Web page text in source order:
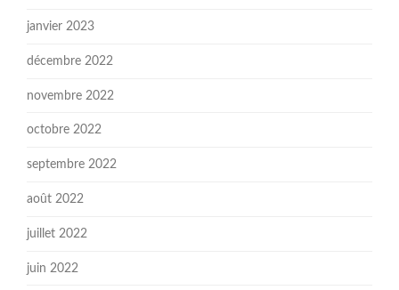
janvier 2023
décembre 2022
novembre 2022
octobre 2022
septembre 2022
août 2022
juillet 2022
juin 2022